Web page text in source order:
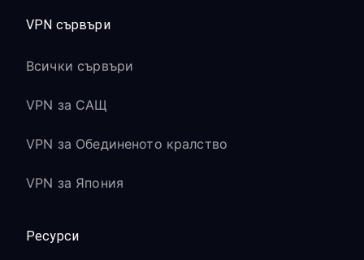
VPN сървъри
Всички сървъри
VPN за САЩ
VPN за Обединеното кралство
VPN за Япония
Ресурси